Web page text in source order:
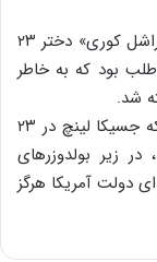
این داستان ساختگی را در کنار واقعه غم انگیز «راشل کوری» دختر ۲۳
بود که به خاطر
شد.
این شهروند آمریکا درست هفت روز پیش از آنکه جسیکا لینچ در ۲۳
در زیر بولدوزرهای
دولت آمریکا هرگز